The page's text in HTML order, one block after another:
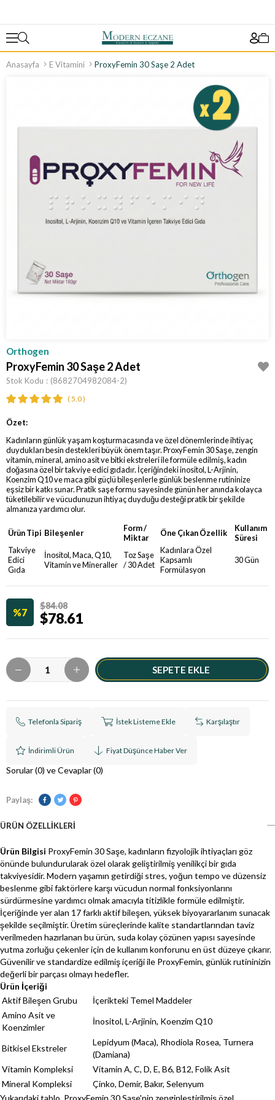
Anasayfa E Vitamini ProxyFemin 30 Saşe 2 Adet
Orthogen
ProxyFemin 30 Saşe 2 Adet
Stok Kodu (8682704982084-2)
5.0
Özet:
Kadınların günlük yaşam koşturmacasında ve özel dönemlerinde ihtiyaç
duydukları besin destekleri büyük önem taşır. ProxyFemin 30 Saşe, zengin
vitamin, mineral, amino asit ve bitki ekstreleri ile formüle edilmiş, kadın
doğasına özel bir takviye edici gıdadır. İçeriğindeki inositol, L-Arjinin,
Koenzim Q10 ve maca gibi güçlü bileşenlerle günlük beslenme rutininize
eşsiz bir katkı sunar. Pratik saşe formu sayesinde günün her anında kolayca
tüketilebilir ve vücudunuzun ihtiyaç duyduğu desteği pratik bir şekilde
almanıza yardımcı olur.
Ürün Tipi Bileşenler
Form /
Miktar
Öne Çıkan Özellik
Kullanım
Süresi
Takviye
Edici
Gıda
İnositol, Maca, Q10,
Vitamin ve Mineraller
Toz Saşe
/ 30 Adet
Kadınlara Özel
Kapsamlı
Formülasyon
30 Gün
7
$84.08
$78.61
Telefonla Sipariş İstek Listeme Ekle Karşılaştır
İndirimli Ürün Fiyat Düşünce Haber Ver
Sorular (0) ve Cevaplar (0)
Paylaş:
ÜRÜN ÖZELLIKLERI
Ürün Bilgisi ProxyFemin 30 Saşe, kadınların fizyolojik ihtiyaçları göz
önünde bulundurularak özel olarak geliştirilmiş yenilikçi bir gıda
takviyesidir. Modern yaşamın getirdiği stres, yoğun tempo ve düzensiz
beslenme gibi faktörlere karşı vücudun normal fonksiyonlarını
sürdürmesine yardımcı olmak amacıyla titizlikle formüle edilmiştir.
İçeriğinde yer alan 17 farklı aktif bileşen, yüksek biyoyararlanım sunacak
şekilde seçilmiştir. Üretim süreçlerinde kalite standartlarından taviz
verilmeden hazırlanan bu ürün, suda kolay çözünen yapısı sayesinde
yutma zorluğu çekenler için de kullanım konforunu en üst düzeye çıkarır.
Güvenilir ve standardize edilmiş içeriği ile ProxyFemin, günlük rutininizin
değerli bir parçası olmayı hedefler.
Ürün İçeriği
Aktif Bileşen Grubu
İçerikteki Temel Maddeler
Amino Asit ve
Koenzimler
İnositol, L-Arjinin, Koenzim Q10
Bitkisel Ekstreler
Lepidyum (Maca), Rhodiola Rosea, Turnera
(Damiana)
Vitamin Kompleksi
Vitamin A, C, D, E, B6, B12, Folik Asit
Mineral Kompleksi
Çinko, Demir, Bakır, Selenyum